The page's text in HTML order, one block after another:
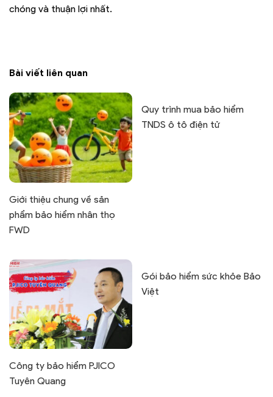
chóng và thuận lợi nhất.
Bài viết liên quan
Giới thiệu chung về sản
phẩm bảo hiểm nhân thọ
FWD
Quy trình mua bảo hiểm
TNDS ô tô điện tử
Công ty bảo hiểm PJICO
Tuyên Quang
Gói bảo hiểm sức khỏe Bảo
Việt